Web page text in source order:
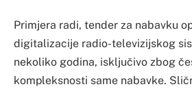
Primjera radi, tender za nabavku
digitalizacije radio-televizijskog
nekoliko godina, isključivo zbog
kompleksnosti same nabavke.